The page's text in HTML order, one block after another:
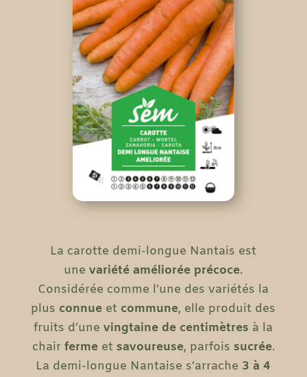
La carotte demi-longue Nantais est
unevariété améliorée précoce.
Considérée comme l’une des variétés la
plus connue et commune, elle produit des
fruits d’unevingtaine de centimètres à la
chair fermeet savoureuse, parfois sucrée.
La demi-longue Nantaise s’arrache 3 à 4